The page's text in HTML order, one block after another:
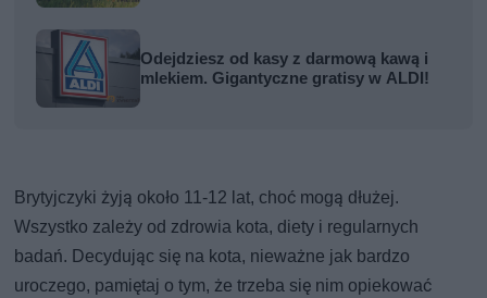
Odejdziesz od kasy z darmową kawą i
mlekiem. Gigantyczne gratisy w ALDI!
Brytyjczyki żyją około 11-12 lat, choć mogą dłużej.
Wszystko zależy od zdrowia kota, diety i regularnych
badań. Decydując się na kota, nieważne jak bardzo
uroczego, pamiętaj o tym, że trzeba się nim opiekować